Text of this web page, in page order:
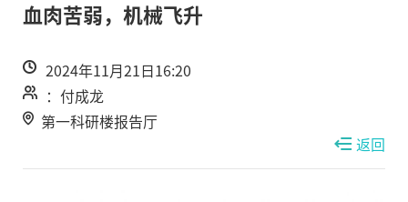
血肉苦弱，机械飞升
2024年11月21日16:20
：付成龙
第一科研楼报告厅
返回